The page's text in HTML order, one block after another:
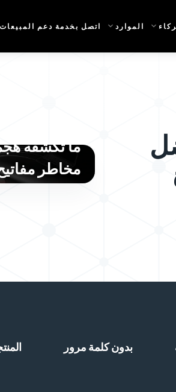
الموارد اتصل بخدمة دعم المبيعات
مخاطر
بدون كلمة مرور